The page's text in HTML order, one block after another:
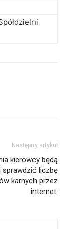
Następny artykuł
kierowcy będą
sprawdzić liczbę
karnych przez
internet.